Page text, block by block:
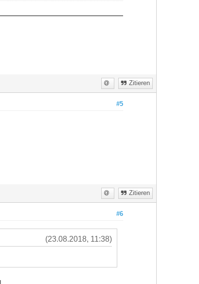
Zitieren
#5
Zitieren
#6
(23.08.2018, 11:38)